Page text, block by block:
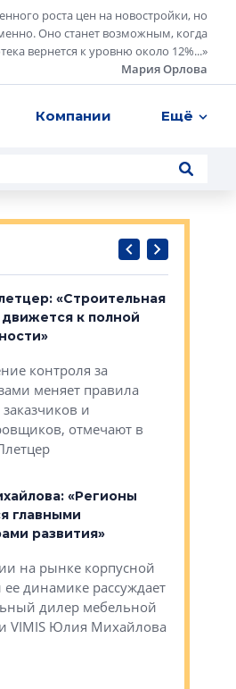
роста цен на новостройки, но
Оно станет возможным, когда
вернется к уровню около 12%...»
Мария Орлова
Компании Ещё
«Строительная
движется к полной
контроля за
меняет правила
и
отмечают в
«Регионы
главными
развития»
на рынке корпусной
динамике рассуждает
дилер мебельной
VIMIS Юлия Михайлова